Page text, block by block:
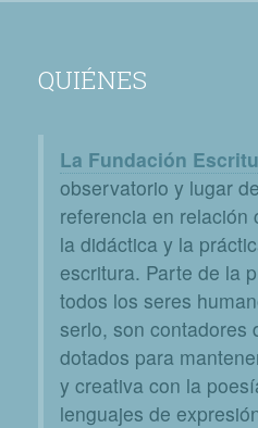
QUIÉNES
La Fundación
observatorio y lugar
referencia en relación
la didáctica y la
escritura. Parte de la
todos los seres
serlo, son contadores
dotados para
y creativa con la
lenguajes de